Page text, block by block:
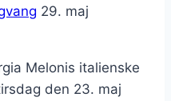
29. maj
Melonis italienske
den 23. maj